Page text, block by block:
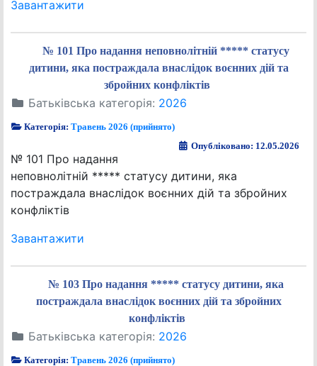
Завантажити
№ 101 Про надання неповнолітній ***** статусу
дитини, яка постраждала внаслідок воєнних дій та
збройних конфліктів
Батьківська категорія: 2026
Категорія:Травень 2026 (прийнято)
Опубліковано: 12.05.2026
№ 101 Про надання
неповнолітній ***** статусу дитини, яка
постраждала внаслідок воєнних дій та збройних
конфліктів
Завантажити
№ 103 Про надання ***** статусу дитини, яка
постраждала внаслідок воєнних дій та збройних
конфліктів
Батьківська категорія: 2026
Категорія:Травень 2026 (прийнято)